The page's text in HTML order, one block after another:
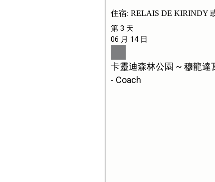
住宿: RELAIS DE KIRINDY
第 3 天
06 月 14 日
卡靈迪森林公園 ~ 穆龍達
- Coach